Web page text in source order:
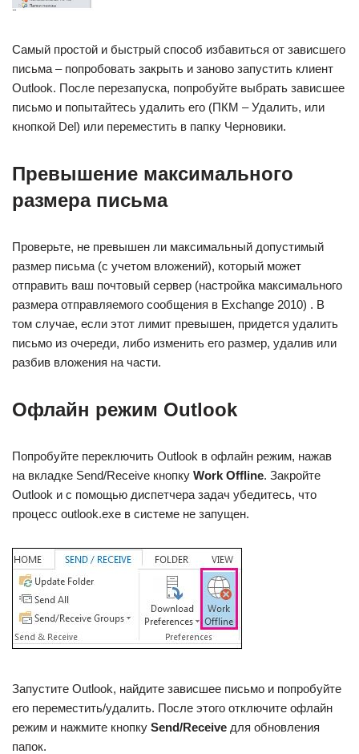
Самый простой и быстрый способ избавиться от зависшего
письма – попробовать закрыть и заново запустить клиент
Outlook. После перезапуска, попробуйте выбрать зависшее
письмо и попытайтесь удалить его (ПКМ – Удалить, или
кнопкой Del) или переместить в папку Черновики.
Превышение максимального
размера письма
Проверьте, не превышен ли максимальный допустимый
размер письма (с учетом вложений), который может
отправить ваш почтовый сервер (настройка максимального
размера отправляемого сообщения в Exchange 2010) . В
том случае, если этот лимит превышен, придется удалить
письмо из очереди, либо изменить его размер, удалив или
разбив вложения на части.
Офлайн режим Outlook
Попробуйте переключить Outlook в офлайн режим, нажав
на вкладке Send/Receive кнопку Work Offline. Закройте
Outlook и с помощью диспетчера задач убедитесь, что
процесс outlook.exe в системе не запущен.
Запустите Outlook, найдите зависшее письмо и попробуйте
его переместить/удалить. После этого отключите офлайн
режим и нажмите кнопку Send/Receive для обновления
папок.